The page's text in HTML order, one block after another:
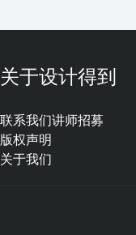
关于设计得到
联系我们
版权声明
关于我们
讲师招募